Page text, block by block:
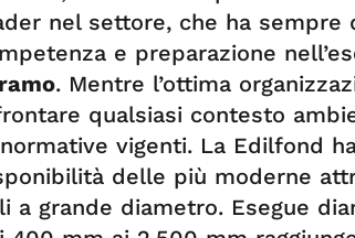
nel settore, che ha sempre
e preparazione
. Mentre l’ottima
qualsiasi contesto
vigenti. La Edilfond
delle più moderne
a grande diametro. Esegue